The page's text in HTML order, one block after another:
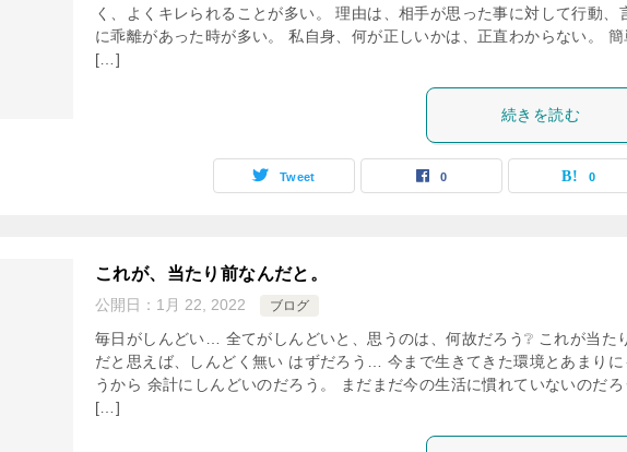
く、よくキレられることが多い。 理由は、相手が思った事に対して行動、
に乖離があった時が多い。 私自身、何が正しいかは、正直わからない。 簡
[…]
続きを読む
Tweet 0 0
これが、当たり前なんだと。
公開日： 1月 22, 2022 ブログ
毎日がしんどい… 全てがしんどいと、思うのは、何故だろう❔ これが当た
だと思えば、しんどく無い はずだろう… 今まで生きてきた環境とあまりに
うから 余計にしんどいのだろう。 まだまだ今の生活に慣れていないのだろ
[…]